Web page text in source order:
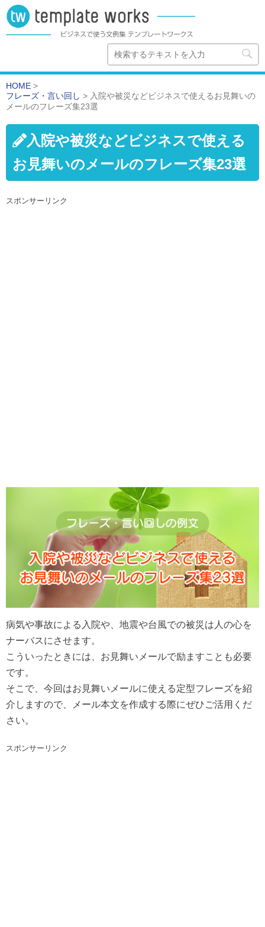
HOME >
フレーズ・言い回し > 入院や被災などビジネスで使えるお見舞いの
メールのフレーズ集23選
入院や被災などビジネスで使える
お見舞いのメールのフレーズ集23選
スポンサーリンク
病気や事故による入院や、地震や台風での被災は人の心を
ナーバスにさせます。
こういったときには、お見舞いメールで励ますことも必要
です。
そこで、今回はお見舞いメールに使える定型フレーズを紹
介しますので、メール本文を作成する際にぜひご活用くだ
さい。
スポンサーリンク